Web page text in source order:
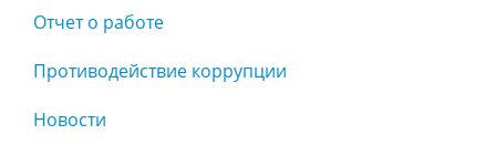
Отчет о работе
Противодействие коррупции
Новости